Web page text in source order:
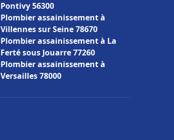
Pontivy 56300
Plombier assainissement à
Villennes sur Seine 78670
Plombier assainissement à La
Ferté sous Jouarre 77260
Plombier assainissement à
Versailles 78000